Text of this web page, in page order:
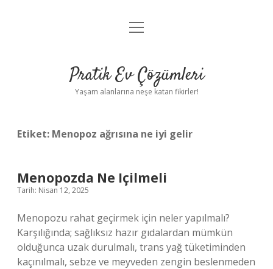
Anasayfa
Yasal Uyarı
menüyü
Pratik Ev Çözümleri
Yaşam alanlarına neşe katan fikirler!
Etiket: Menopoz ağrısına ne iyi gelir
Menopozda Ne Içilmeli
Tarih: Nisan 12, 2025
Menopozu rahat geçirmek için neler yapılmalı?
Karşılığında; sağlıksız hazır gıdalardan mümkün
olduğunca uzak durulmalı, trans yağ tüketiminden
kaçınılmalı, sebze ve meyveden zengin beslenmeden